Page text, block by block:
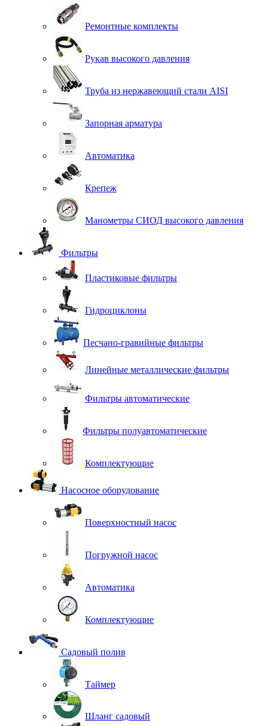
Ремонтные комплекты
Рукав высокого давления
Труба из нержавеющий стали AISI
Запорная арматура
Автоматика
Крепеж
Манометры СИОД высокого давления
Фильтры
Пластиковые фильтры
Гидроциклоны
Песчано-гравийные фильтры
Линейные металлические фильтры
Фильтры автоматические
Фильтры полуавтоматические
Комплектующие
Насосное оборудование
Поверхностный насос
Погружной насос
Автоматика
Комплектующие
Садовый полив
Таймер
Шланг садовый